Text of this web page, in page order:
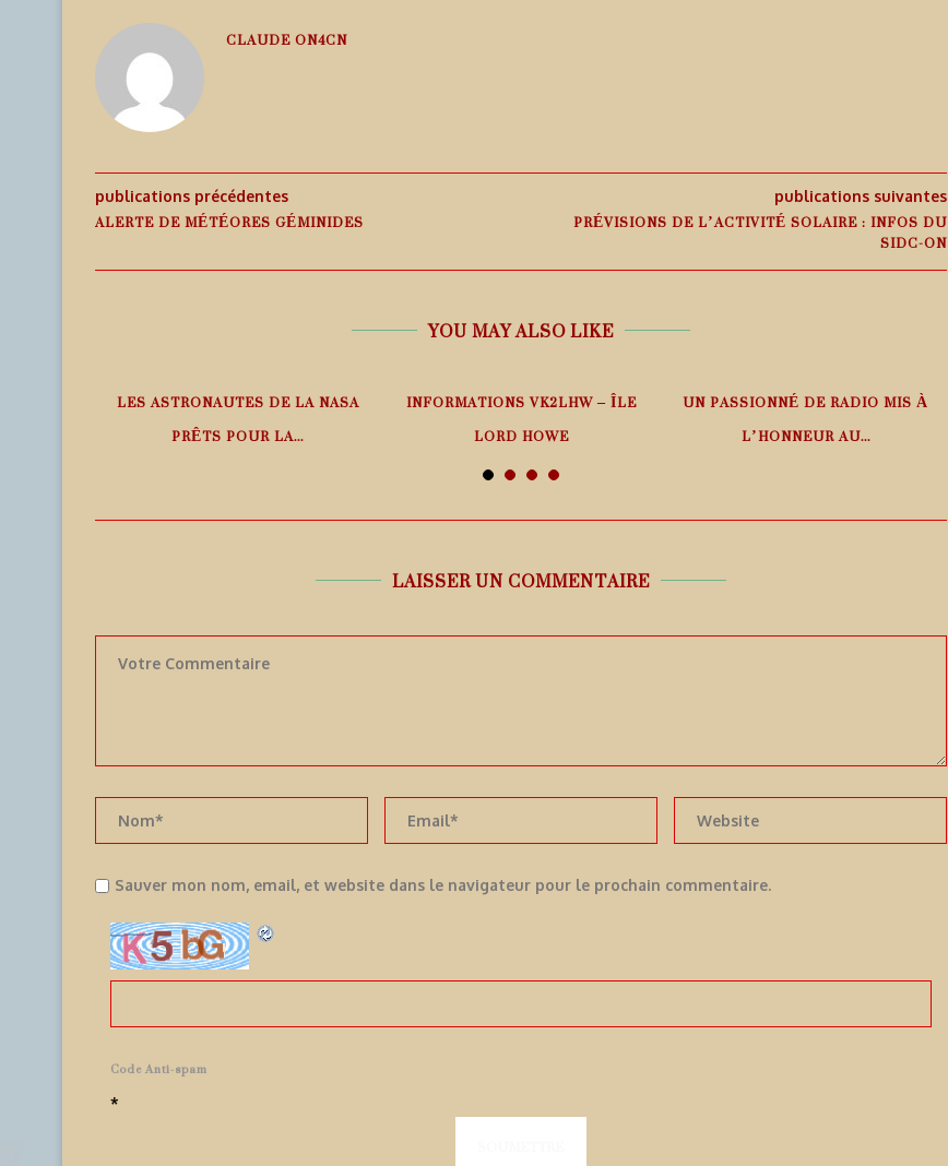
CLAUDE ON4CN
publications précédentes
ALERTE DE MÉTÉORES GÉMINIDES
publications suivantes
PRÉVISIONS DE L’ACTIVITÉ SOLAIRE : INFOS DU
SIDC-ON
YOU MAY ALSO LIKE
LES ASTRONAUTES DE LA NASA
PRÊTS POUR LA...
INFORMATIONS VK2LHW – ÎLE
LORD HOWE
6 août 2026
UN PASSIONNÉ DE RADIO MIS À
L’HONNEUR AU...
LAISSER UN COMMENTAIRE
Sauver mon nom, email, et website dans le navigateur pour le prochain commentaire.
Code Anti-spam
*